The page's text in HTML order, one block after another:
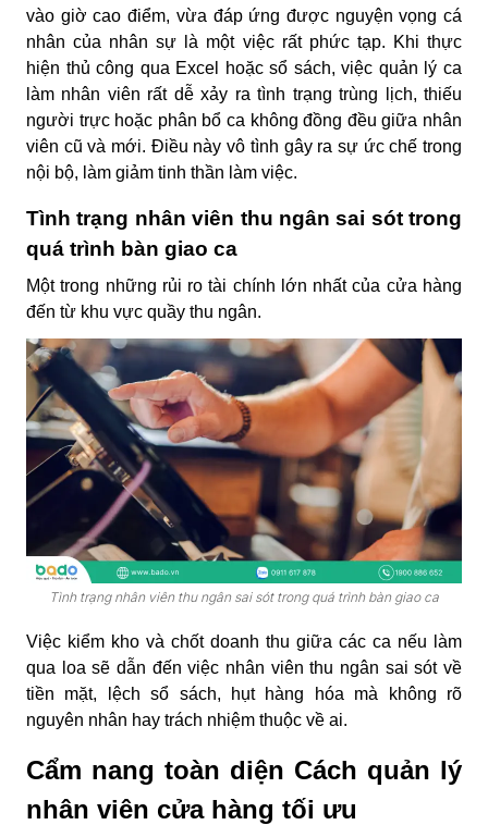
vào giờ cao điểm, vừa đáp ứng được nguyện vọng cá
nhân của nhân sự là một việc rất phức tạp. Khi thực
hiện thủ công qua Excel hoặc sổ sách, việc quản lý ca
làm nhân viên rất dễ xảy ra tình trạng trùng lịch, thiếu
người trực hoặc phân bổ ca không đồng đều giữa nhân
viên cũ và mới. Điều này vô tình gây ra sự ức chế trong
nội bộ, làm giảm tinh thần làm việc.
Tình trạng nhân viên thu ngân sai sót trong
quá trình bàn giao ca
Một trong những rủi ro tài chính lớn nhất của cửa hàng
đến từ khu vực quầy thu ngân.
Tình trạng nhân viên thu ngân sai sót trong quá trình bàn giao ca
Việc kiểm kho và chốt doanh thu giữa các ca nếu làm
qua loa sẽ dẫn đến việc nhân viên thu ngân sai sótvề
tiền mặt, lệch sổ sách, hụt hàng hóa mà không rõ
nguyên nhân hay trách nhiệm thuộc về ai.
Cẩm nang toàn diện Cách quản lý
nhân viên cửa hàng tối ưu